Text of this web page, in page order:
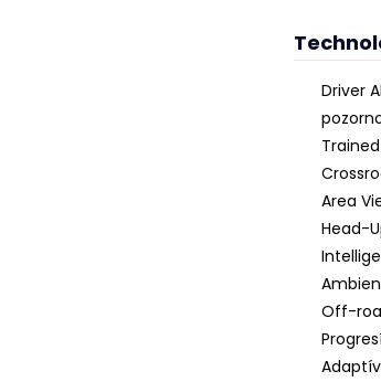
Driver
Area
Head-
Off-